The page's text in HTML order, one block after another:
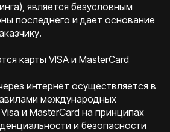
является безусловным
последнего и дает основание
карты VISA и MasterCard
интернет осуществляется в
международных
и MasterCard на принципах
и безопасности